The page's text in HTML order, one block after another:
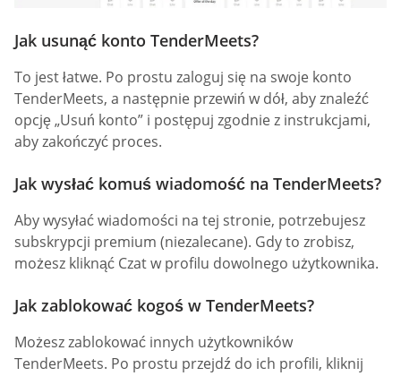
Jak usunąć konto TenderMeets?
To jest łatwe. Po prostu zaloguj się na swoje konto
TenderMeets, a następnie przewiń w dół, aby znaleźć
opcję „Usuń konto” i postępuj zgodnie z instrukcjami,
aby zakończyć proces.
Jak wysłać komuś wiadomość na TenderMeets?
Aby wysyłać wiadomości na tej stronie, potrzebujesz
subskrypcji premium (niezalecane). Gdy to zrobisz,
możesz kliknąć Czat w profilu dowolnego użytkownika.
Jak zablokować kogoś w TenderMeets?
Możesz zablokować innych użytkowników
TenderMeets. Po prostu przejdź do ich profili, kliknij